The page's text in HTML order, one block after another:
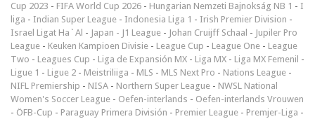
Cup 2023 - FIFA World Cup 2026 - Hungarian Nemzeti Bajnokság NB 1 - I
liga - Indian Super League - Indonesia Liga 1 - Irish Premier Division -
Israel Ligat Ha`Al - Japan - J1 League - Johan Cruijff Schaal - Jupiler Pro
League - Keuken Kampioen Divisie - League Cup - League One - League
Two - Leagues Cup - Liga de Expansión MX - Liga MX - Liga MX Femenil -
Ligue 1 - Ligue 2 - Meistriliiga - MLS - MLS Next Pro - Nations League -
NIFL Premiership - NISA - Northern Super League - NWSL National
Women's Soccer League - Oefen-interlands - Oefen-interlands Vrouwen
- ÖFB-Cup - Paraguay Primera División - Premier League - Premjer-Liga -